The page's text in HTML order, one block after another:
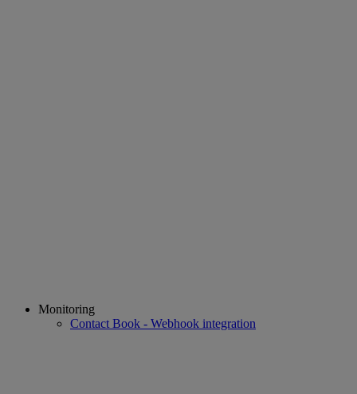
Monitoring
Contact Book - Webhook integration